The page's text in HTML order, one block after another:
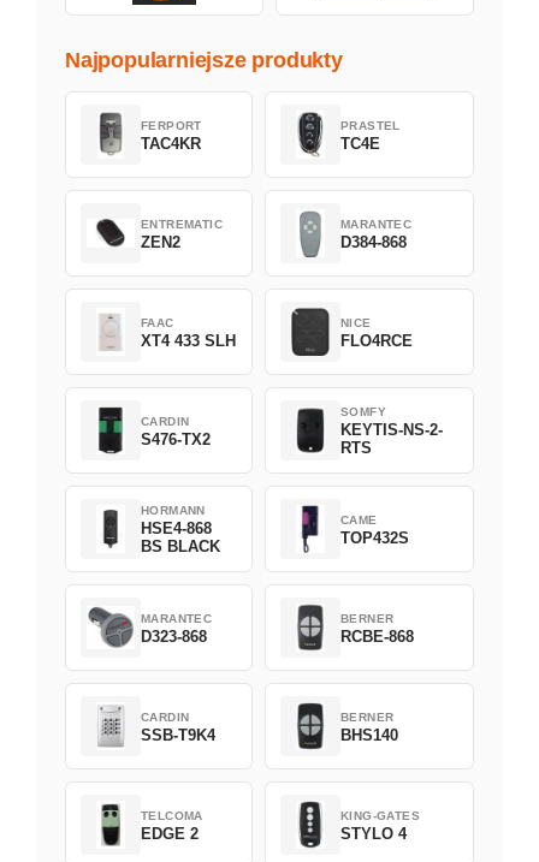
Najpopularniejsze produkty
FERPORT
TAC4KR
PRASTEL
TC4E
ENTREMATIC
ZEN2
MARANTEC
D384-868
FAAC
XT4 433 SLH
NICE
FLO4RCE
CARDIN
S476-TX2
SOMFY
KEYTIS-NS-2-
RTS
HORMANN
HSE4-868
BS BLACK
CAME
TOP432S
MARANTEC
D323-868
BERNER
RCBE-868
CARDIN
SSB-T9K4
BERNER
BHS140
TELCOMA
EDGE 2
KING-GATES
STYLO 4